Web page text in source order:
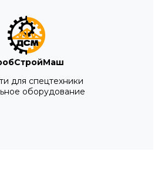
для спецтехники
оборудование